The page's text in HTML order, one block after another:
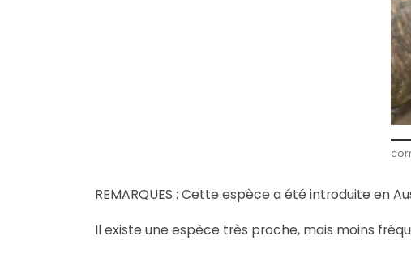
REMARQUES : Cette espèce a été introduite en
Il existe une espèce très proche, mais moins